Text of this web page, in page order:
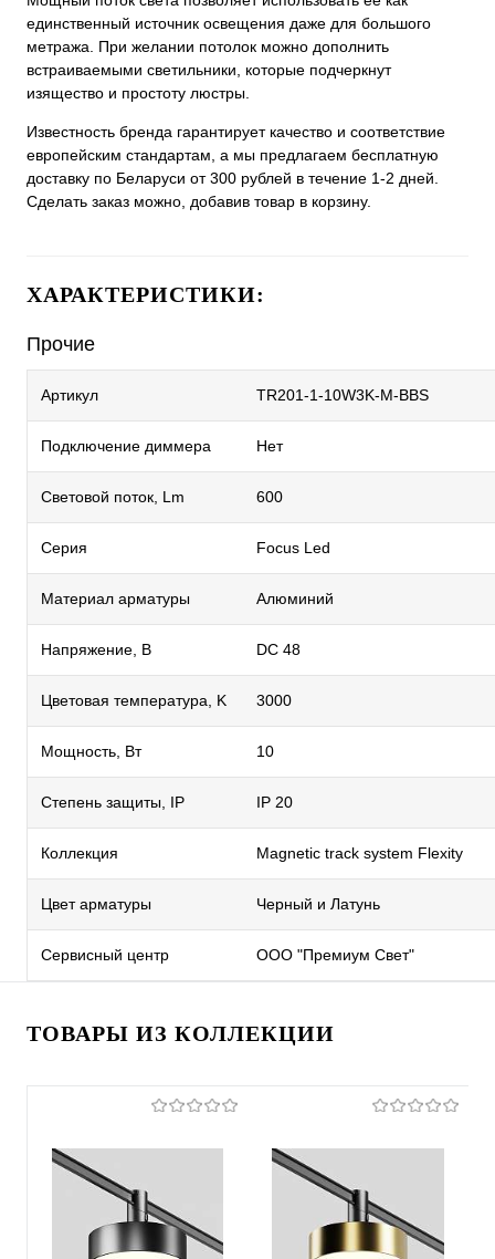
единственный источник освещения даже для большого
метража. При желании потолок можно дополнить
встраиваемыми светильники, которые подчеркнут
изящество и простоту люстры.
Известность бренда гарантирует качество и соответствие
европейским стандартам, а мы предлагаем бесплатную
доставку по Беларуси от 300 рублей в течение 1-2 дней.
Сделать заказ можно, добавив товар в корзину.
ХАРАКТЕРИСТИКИ:
Прочие
Артикул TR201-1-10W3K-M-BBS
Подключение диммера Нет
Световой поток, Lm 600
Серия Focus Led
Материал арматуры Алюминий
Напряжение, В DC 48
Цветовая температура, K 3000
Мощность, Вт 10
Степень защиты, IP IP 20
Коллекция Magnetic track system Flexity
Цвет арматуры Черный и Латунь
Сервисный центр ООО "Премиум Свет"
ТОВАРЫ ИЗ КОЛЛЕКЦИИ